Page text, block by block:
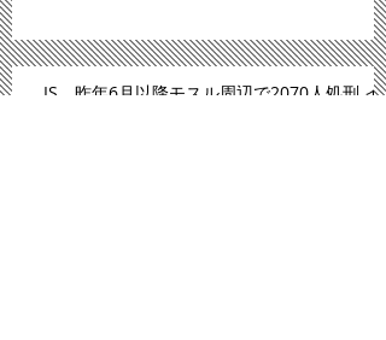
IS、昨年6月以降モスル周辺で2070人処刑 イ